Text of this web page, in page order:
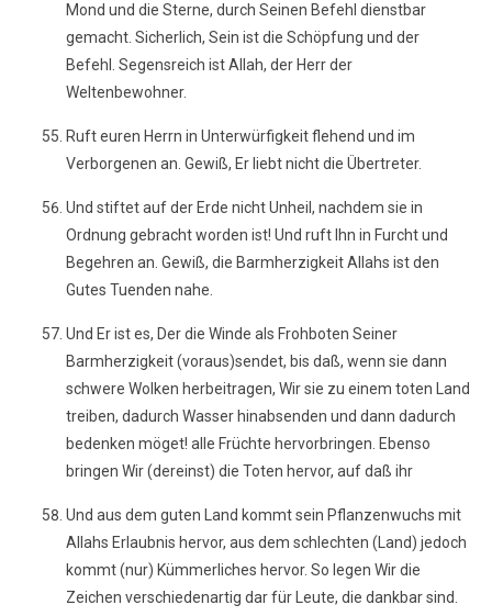
Mond und die Sterne, durch Seinen Befehl dienstbar
gemacht. Sicherlich, Sein ist die Schöpfung und der
Befehl. Segensreich ist Allah, der Herr der
Weltenbewohner.
Ruft euren Herrn in Unterwürfigkeit flehend und im
Verborgenen an. Gewiß, Er liebt nicht die Übertreter.
Und stiftet auf der Erde nicht Unheil, nachdem sie in
Ordnung gebracht worden ist! Und ruft Ihn in Furcht und
Begehren an. Gewiß, die Barmherzigkeit Allahs ist den
Gutes Tuenden nahe.
Und Er ist es, Der die Winde als Frohboten Seiner
Barmherzigkeit (voraus)sendet, bis daß, wenn sie dann
schwere Wolken herbeitragen, Wir sie zu einem toten Land
treiben, dadurch Wasser hinabsenden und dann dadurch
bedenken möget! alle Früchte hervorbringen. Ebenso
bringen Wir (dereinst) die Toten hervor, auf daß ihr
Und aus dem guten Land kommt sein Pflanzenwuchs mit
Allahs Erlaubnis hervor, aus dem schlechten (Land) jedoch
kommt (nur) Kümmerliches hervor. So legen Wir die
Zeichen verschiedenartig dar für Leute, die dankbar sind.